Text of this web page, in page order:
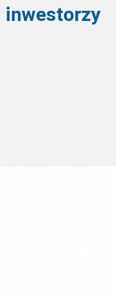
inwestorzy